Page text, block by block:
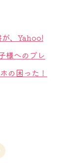
、Yahoo!
様へのプレ
の困った！